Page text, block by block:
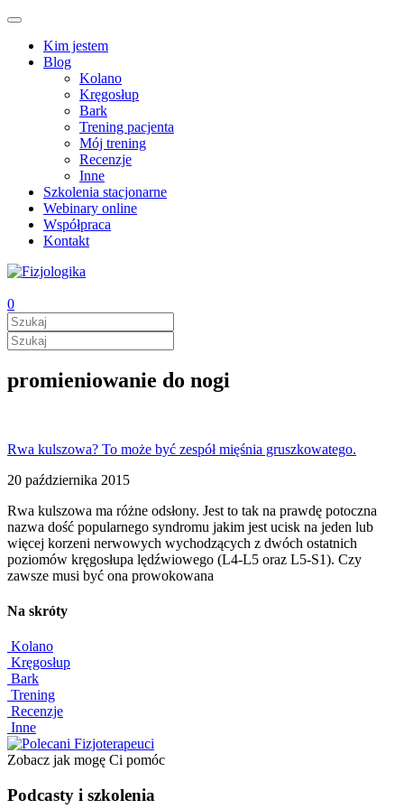
Kim jestem
Blog
Kolano
Kręgosłup
Bark
Trening pacjenta
Mój trening
Recenzje
Inne
Szkolenia stacjonarne
Webinary online
Współpraca
Kontakt
0
promieniowanie do nogi
Rwa kulszowa? To może być zespół mięśnia gruszkowatego.
20 października 2015
Rwa kulszowa ma różne odsłony. Jest to tak na prawdę potoczna
nazwa dość popularnego syndromu jakim jest ucisk na jeden lub
więcej korzeni nerwowych wychodzących z dwóch ostatnich
poziomów kręgosłupa lędźwiowego (L4-L5 oraz L5-S1). Czy
zawsze musi być ona prowokowana
Na skróty
Kolano
Kręgosłup
Bark
Trening
Recenzje
Inne
Zobacz jak mogę Ci pomóc
Podcasty i szkolenia